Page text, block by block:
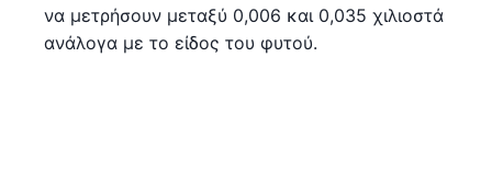
να μετρήσουν μεταξύ 0,006 και 0,035 χιλιοστά
ανάλογα με το είδος του φυτού.